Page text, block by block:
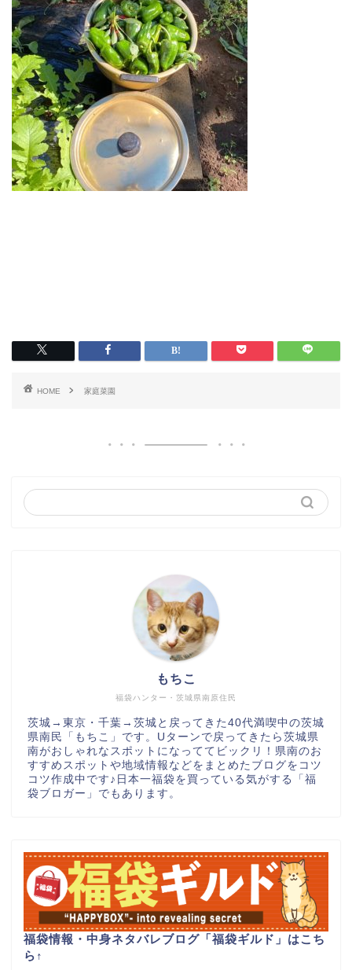
HOME 家庭菜園
福袋ハンター・茨城県南原住民
もちこ
茨城→東京・千葉→茨城と戻ってきた40代満喫中の茨城
県南民「もちこ」です。Uターンで戻ってきたら茨城県
南がおしゃれなスポットになっててビックリ！県南のお
すすめスポットや地域情報などをまとめたブログをコツ
コツ作成中です♪日本一福袋を買っている気がする「福
袋ブロガー」でもあります。
福袋情報・中身ネタバレブログ「福袋ギルド」はこち
ら ↑